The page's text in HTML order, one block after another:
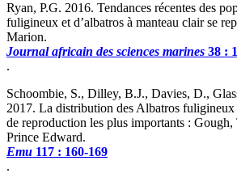
Ryan, P.G. 2016. Tendances récentes des
fuligineux et d’albatros à manteau clair se
Marion.
Journal africain des sciences marines 38 :
.
Schoombie, S., Dilley, B.J., Davies, D.,
2017. La distribution des Albatros fuligineux
de reproduction les plus importants : Gough,
Prince Edward.
Emu 117 : 160-169
.